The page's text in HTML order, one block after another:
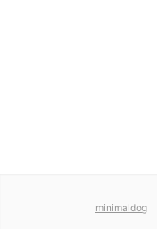
minimaldog